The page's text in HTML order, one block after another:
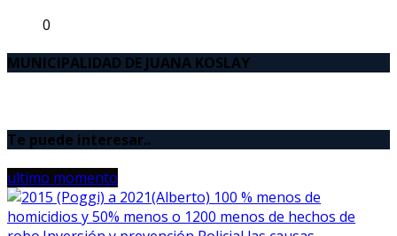
0
MUNICIPALIDAD DE JUANA KOSLAY
Te puede interesar..
ultimo momento